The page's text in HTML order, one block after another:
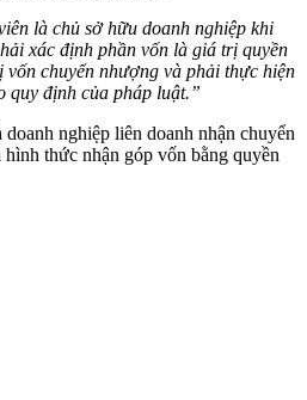
là chủ sở hữu doanh nghiệp khi
xác định phần vốn là giá trị quyền
chuyển nhượng và phải thực hiện
quy định của pháp luật.”
nghiệp liên doanh nhận chuyển
thức nhận góp vốn bằng quyền